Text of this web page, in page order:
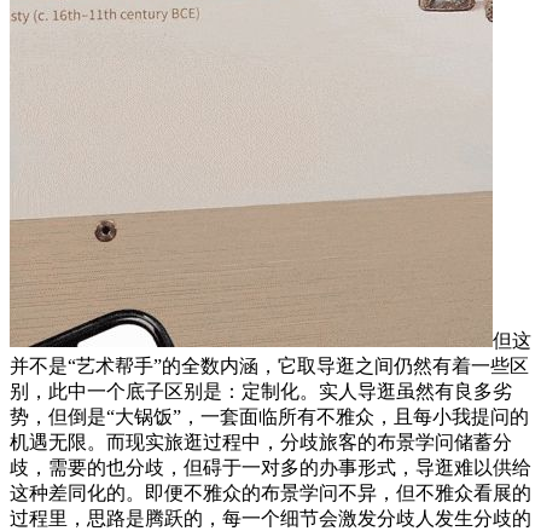
但这
并不是“艺术帮手”的全数内涵，它取导逛之间仍然有着一些区
别，此中一个底子区别是：定制化。实人导逛虽然有良多劣
势，但倒是“大锅饭”，一套面临所有不雅众，且每小我提问的
机遇无限。而现实旅逛过程中，分歧旅客的布景学问储蓄分
歧，需要的也分歧，但碍于一对多的办事形式，导逛难以供给
这种差同化的。即便不雅众的布景学问不异，但不雅众看展的
过程里，思路是腾跃的，每一个细节会激发分歧人发生分歧的